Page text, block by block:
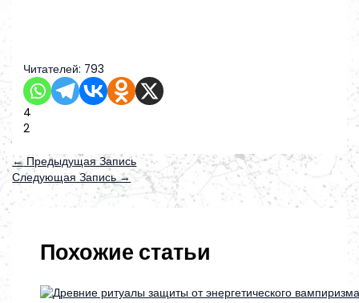
Читателей: 793
4
2
← Предыдущая Запись
Следующая Запись→
Похожие статьи